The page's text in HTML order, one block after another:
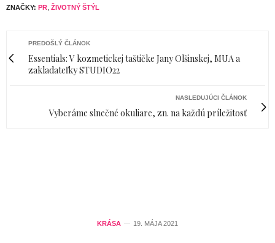
ZNAČKY: PR ŽIVOTNÝ ŠTÝL
PREDOŠLÝ ČLÁNOK
Essentials: V kozmetickej taštičke Jany Olšinskej, MUA a
zakladateľky STUDIO22
NASLEDUJÚCI ČLÁNOK
Vyberáme slnečné okuliare, zn. na každú príležitosť
KRÁSA 19. MÁJA 2021